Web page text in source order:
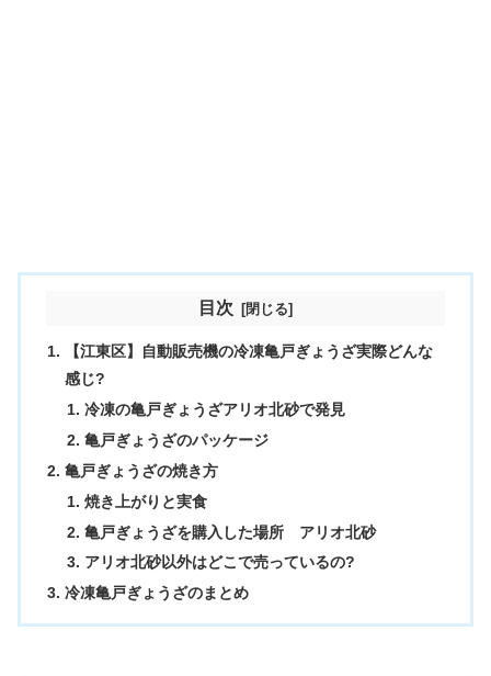
目次
【江東区】自動販売機の冷凍亀戸ぎょうざ実際どんな
感じ?
冷凍の亀戸ぎょうざアリオ北砂で発見
亀戸ぎょうざのパッケージ
亀戸ぎょうざの焼き方
焼き上がりと実食
亀戸ぎょうざを購入した場所 アリオ北砂
アリオ北砂以外はどこで売っているの?
冷凍亀戸ぎょうざのまとめ